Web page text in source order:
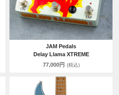
JAM Pedals
Delay Llama XTREME
77,000円 (税込)